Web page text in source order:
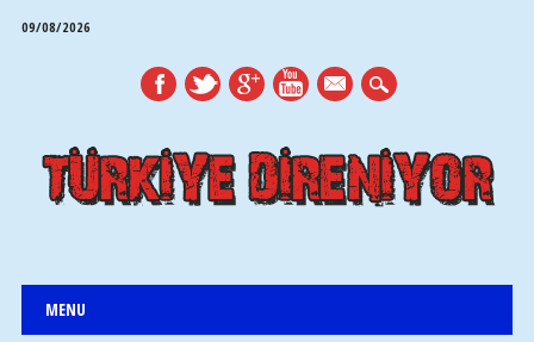
09/08/2026
mail
Main menu
MENU